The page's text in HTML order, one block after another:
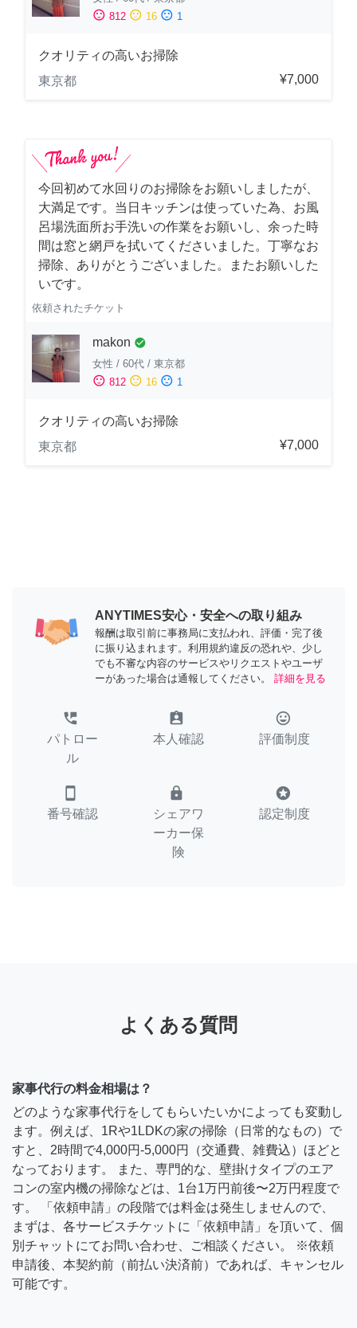
sentiment_satisfied 812 sentiment_neutral 16 sentiment_dissatisfied 1
クオリティの高いお掃除
東京都
¥7,000
今回初めて水回りのお掃除をお願いしましたが、
大満足です。当日キッチンは使っていた為、お風
呂場洗面所お手洗いの作業をお願いし、余った時
間は窓と網戸を拭いてくださいました。丁寧なお
掃除、ありがとうございました。またお願いした
いです。
依頼されたチケット
makon check_circle
女性 / 60代 / 東京都
sentiment_satisfied 812 sentiment_neutral 16 sentiment_dissatisfied 1
クオリティの高いお掃除
東京都
¥7,000
ANYTIMES安心・安全への取り組み
報酬は取引前に事務局に支払われ、評価・完了後
に振り込まれます。利用規約違反の恐れや、少し
でも不審な内容のサービスやリクエストやユーザ
ーがあった場合は通報してください。
詳細を見る
perm_phone_msg
パトロー
ル
assignment_ind
本人確認
tag_faces
評価制度
smartphone
番号確認
lock
シェアワ
ーカー保
険
stars
認定制度
よくある質問
家事代行の料金相場は？
どのような家事代行をしてもらいたいかによっても変動し
ます。例えば、1Rや1LDKの家の掃除（日常的なもの）で
すと、2時間で4,000円-5,000円（交通費、雑費込）ほどと
なっております。 また、専門的な、壁掛けタイプのエア
コンの室内機の掃除などは、1台1万円前後〜2万円程度で
す。 「依頼申請」の段階では料金は発生しませんので、
まずは、各サービスチケットに「依頼申請」を頂いて、個
別チャットにてお問い合わせ、ご相談ください。 ※依頼
申請後、本契約前（前払い決済前）であれば、キャンセル
可能です。